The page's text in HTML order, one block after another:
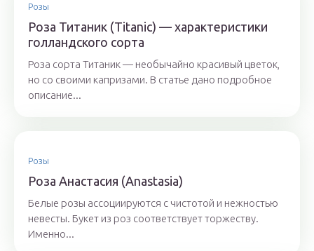
Розы
Роза Титаник (Titanic) — характеристики
голландского сорта
Роза сорта Титаник — необычайно красивый цветок,
но со своими капризами. В статье дано подробное
описание...
Розы
Роза Анастасия (Anastasia)
Белые розы ассоциируются с чистотой и нежностью
невесты. Букет из роз соответствует торжеству.
Именно...